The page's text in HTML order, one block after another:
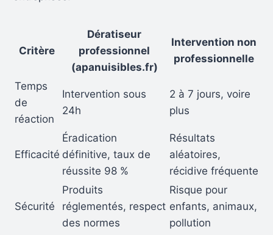
Critère
Dératiseur
professionnel
(apanuisibles.fr)
Intervention non
professionnelle
Temps
de
réaction
Intervention sous
24h
2 à 7 jours, voire
plus
Efficacité
Éradication
définitive, taux de
réussite 98 %
Résultats
aléatoires,
récidive fréquente
Sécurité
Produits
réglementés, respect
des normes
Risque pour
enfants, animaux,
pollution